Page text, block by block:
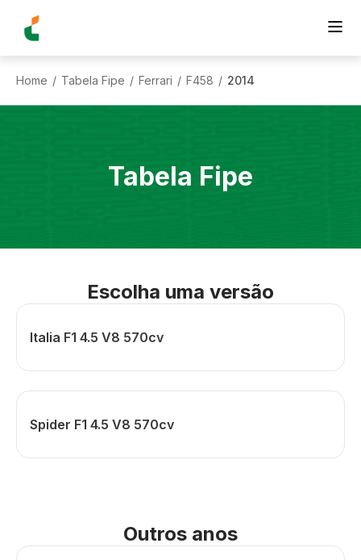
Home / Tabela Fipe / Ferrari / F458 / 2014
Tabela Fipe
Escolha uma versão
Italia F1 4.5 V8 570cv
Spider F1 4.5 V8 570cv
Outros anos